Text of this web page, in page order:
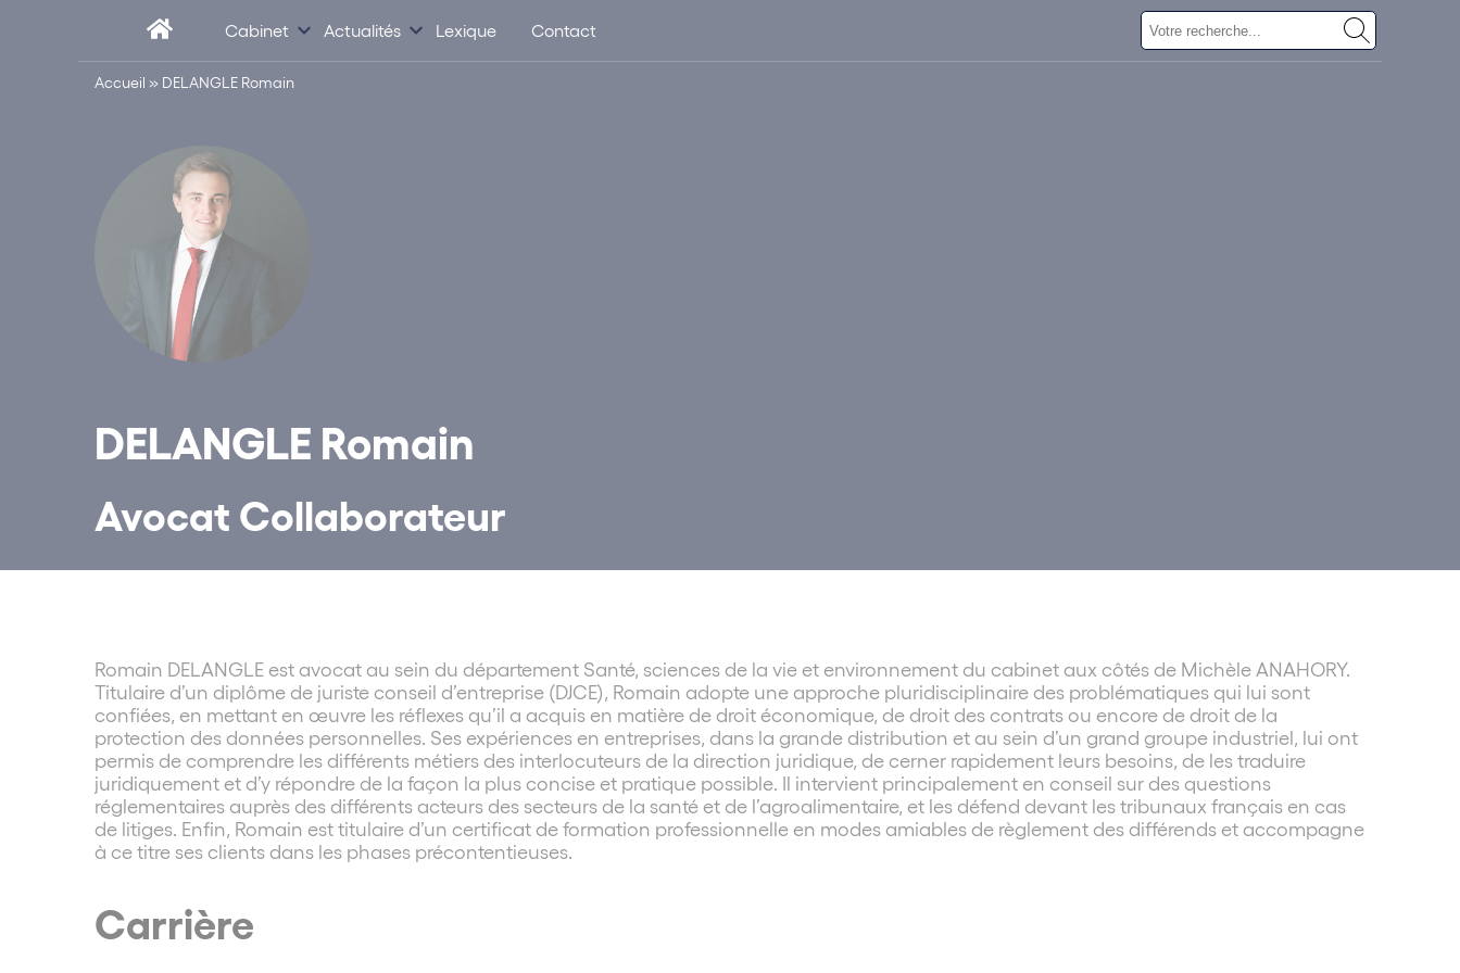
Cabinet Actualités Lexique Contact
Accueil » DELANGLE Romain
DELANGLE Romain
Avocat Collaborateur
Romain DELANGLE est avocat au sein du département Santé, sciences de la vie et environnement du cabinet aux côtés de Michèle ANAHORY.
Titulaire d’un diplôme de juriste conseil d’entreprise (DJCE), Romain adopte une approche pluridisciplinaire des problématiques qui lui sont
confiées, en mettant en œuvre les réflexes qu’il a acquis en matière de droit économique, de droit des contrats ou encore de droit de la
protection des données personnelles. Ses expériences en entreprises, dans la grande distribution et au sein d’un grand groupe industriel, lui ont
permis de comprendre les différents métiers des interlocuteurs de la direction juridique, de cerner rapidement leurs besoins, de les traduire
juridiquement et d’y répondre de la façon la plus concise et pratique possible. Il intervient principalement en conseil sur des questions
réglementaires auprès des différents acteurs des secteurs de la santé et de l’agroalimentaire, et les défend devant les tribunaux français en cas
de litiges. Enfin, Romain est titulaire d’un certificat de formation professionnelle en modes amiables de règlement des différends et accompagne
à ce titre ses clients dans les phases précontentieuses.
Carrière